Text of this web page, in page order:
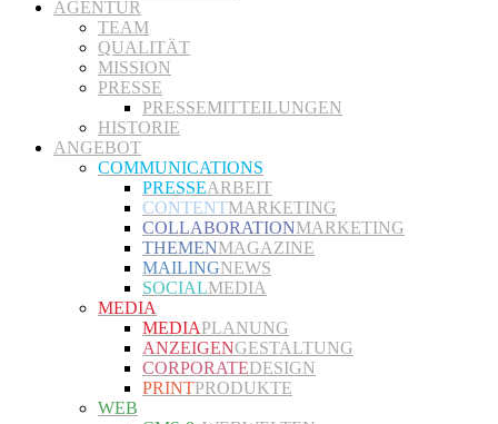
AGENTUR
TEAM
QUALITÄT
MISSION
PRESSE
PRESSEMITTEILUNGEN
HISTORIE
ANGEBOT
COMMUNICATIONS
PRESSEARBEIT
CONTENTMARKETING
COLLABORATIONMARKETING
THEMENMAGAZINE
MAILINGNEWS
SOCIALMEDIA
MEDIA
MEDIAPLANUNG
ANZEIGENGESTALTUNG
CORPORATEDESIGN
PRINTPRODUKTE
WEB